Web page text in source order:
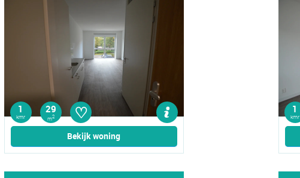
1
kmr
29
m2 ♡
Bekijk woning
1
kmr